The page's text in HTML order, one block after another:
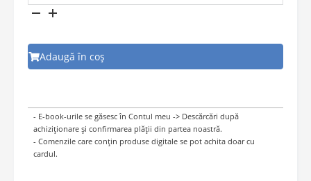
Adaugă în coș
- E-book-urile se găsesc în Contul meu -> Descărcări după
achiziționare și confirmarea plății din partea noastră.
- Comenzile care conțin produse digitale se pot achita doar cu
cardul.